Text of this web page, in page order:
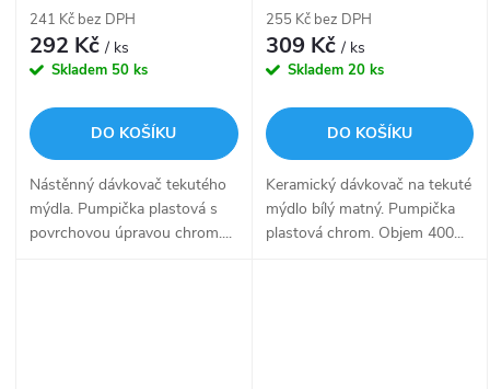
P-26
241 Kč bez DPH
292 Kč/ ks
Skladem 50 ks
DO KOŠÍKU
Nástěnný dávkovač tekutého
mýdla. Pumpička plastová s
povrchovou úpravou chrom....
05
255 Kč bez DPH
309 Kč/ ks
Skladem 20 ks
DO KOŠÍKU
Keramický dávkovač na tekuté
mýdlo bílý matný. Pumpička
plastová chrom. Objem 400...